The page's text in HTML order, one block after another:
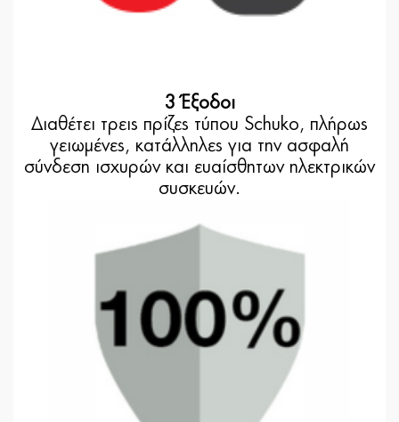
3 Έξοδοι
Διαθέτει τρεις πρίζες τύπου Schuko, πλήρως
γειωμένες, κατάλληλες για την ασφαλή
σύνδεση ισχυρών και ευαίσθητων ηλεκτρικών
συσκευών.